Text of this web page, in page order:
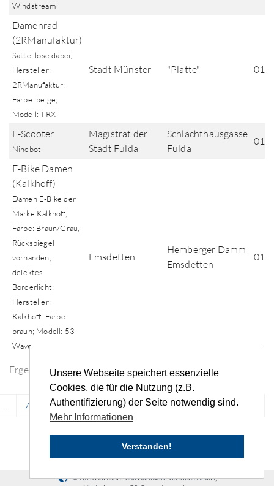
Unsere Webseite speichert essenzielle
Cookies, die für die Nutzung (z.B.
Authentifizierung) der Seite notwendig sind.
Mehr Informationen
Verstanden!
Ergebnisse der Fundsuche
Windstream
Damenrad
(2RManufaktur)
Sattel lose dabei;
Hersteller:
2RManufaktur;
Farbe: beige;
Modell: TRX
Stadt Münster "Platte"
E-Scooter
Ninebot
Magistrat der
Stadt Fulda
Schlachthausgasse
Fulda
E-Bike Damen
(Kalkhoff)
Damen E-Bike der
Marke Kalkhoff,
Farbe: Braun/Grau,
Rückspiegel
vorhanden,
defektes
Borderlicht;
Hersteller:
Kalkhoff; Farbe:
braun; Modell: 53
Wave
Emsdetten
Hemberger Damm
Emsdetten
... 7504 7505 7506 7507 7508 ... ›
© 2026 HSH Soft- und Hardware Vertriebs GmbH,